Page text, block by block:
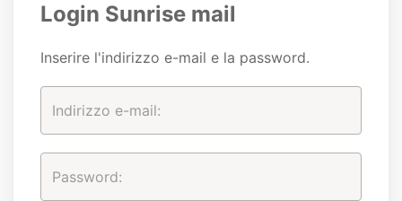
Login Sunrise mail
Inserire l'indirizzo e-mail e la password.